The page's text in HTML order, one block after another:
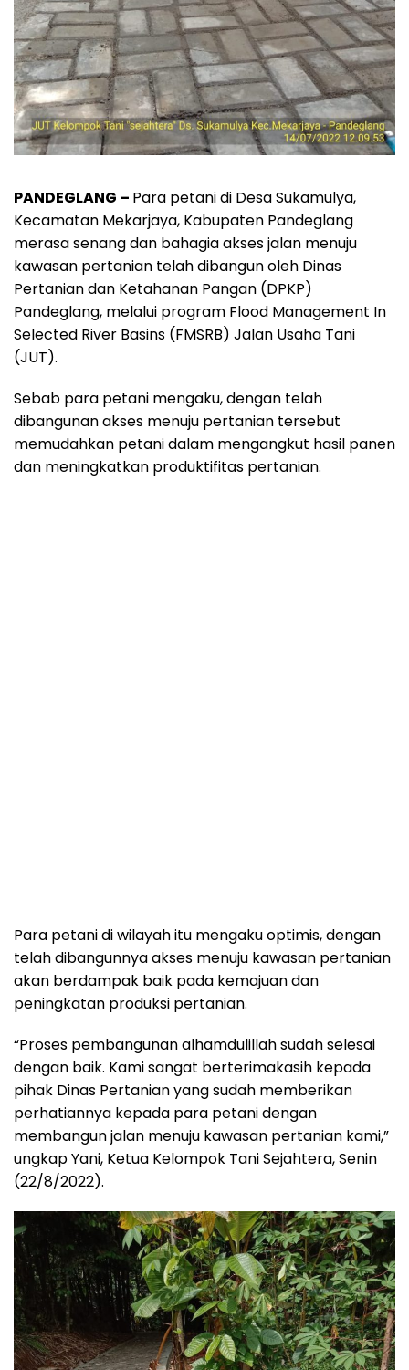
PANDEGLANG – Para petani di Desa Sukamulya,
Kecamatan Mekarjaya, Kabupaten Pandeglang
merasa senang dan bahagia akses jalan menuju
kawasan pertanian telah dibangun oleh Dinas
Pertanian dan Ketahanan Pangan (DPKP)
Pandeglang, melalui program Flood Management In
Selected River Basins (FMSRB) Jalan Usaha Tani
(JUT).
Sebab para petani mengaku, dengan telah
dibangunan akses menuju pertanian tersebut
memudahkan petani dalam mengangkut hasil panen
dan meningkatkan produktifitas pertanian.
Para petani di wilayah itu mengaku optimis, dengan
telah dibangunnya akses menuju kawasan pertanian
akan berdampak baik pada kemajuan dan
peningkatan produksi pertanian.
“Proses pembangunan alhamdulillah sudah selesai
dengan baik. Kami sangat berterimakasih kepada
pihak Dinas Pertanian yang sudah memberikan
perhatiannya kepada para petani dengan
membangun jalan menuju kawasan pertanian kami,”
ungkap Yani, Ketua Kelompok Tani Sejahtera, Senin
(22/8/2022).